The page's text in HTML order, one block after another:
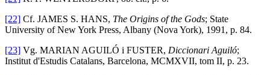
[22] Cf. JAMES S. HANS, The Origins of the Gods; State
University of New York Press, Albany (Nova York), 1991, p. 84.
[23] Vg. MARIAN AGUILÓ i FUSTER, Diccionari Aguiló;
Institut d'Estudis Catalans, Barcelona, MCMXVII, tom II, p. 23.